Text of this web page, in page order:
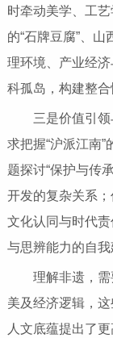
时牵动美学、工
的“石牌豆腐”、
理环境、产业经
科孤岛，构建整合
三是价值引
求把握“沪派江南
题探讨“保护与传
开发的复杂关系；
文化认同与时代
与思辨能力的自我
理解非遗，
美及经济逻辑，
人文底蕴提出了